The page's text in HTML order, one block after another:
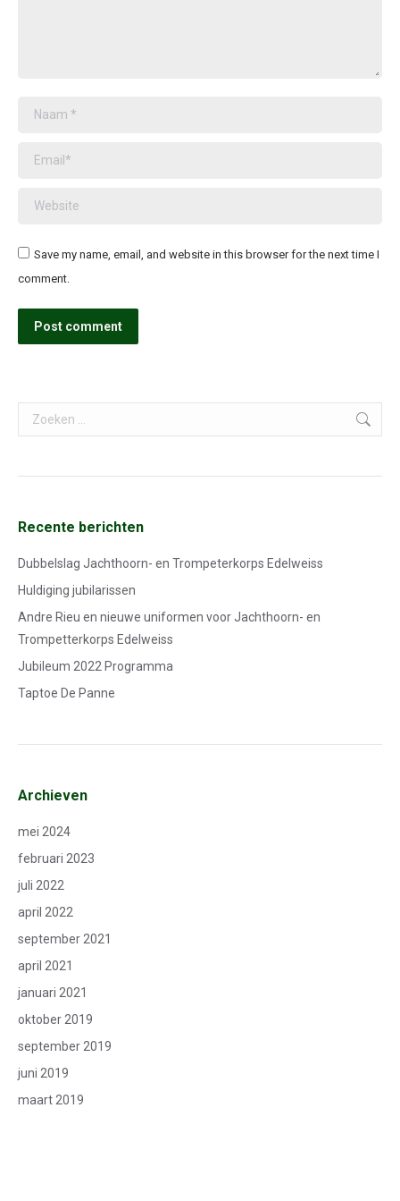
Naam *
Email *
Website
Save my name, email, and website in this browser for the next time I
comment.
Post comment
Search:
Recente berichten
Dubbelslag Jachthoorn- en Trompeterkorps Edelweiss
Huldiging jubilarissen
Andre Rieu en nieuwe uniformen voor Jachthoorn- en
Trompetterkorps Edelweiss
Jubileum 2022 Programma
Taptoe De Panne
Archieven
mei 2024
februari 2023
juli 2022
april 2022
september 2021
april 2021
januari 2021
oktober 2019
september 2019
juni 2019
maart 2019